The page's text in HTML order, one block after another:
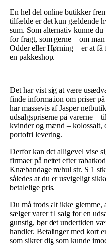
En hel del online butikker
tilfælde er det kun gældende
sum. Som alternativ kunne
for fragt, som gerne – om
Odder eller Hørning – er at få
en pakkeshop.
Det har vist sig at være
finde information om priser
har massevis af Jasper
udsalgspriserne på varerne –
kvinder og mænd – kolossalt,
portofri levering.
Derfor kan det alligevel vise
firmaer på nettet efter
Knæbandage m/hul str. S 1
således at du er usvigeligt
betalelige pris.
Du må trods alt ikke glemme,
sælger varer til salg for en
gunstig, bør det undertiden
handler. Betalinger med kort
som sikrer dig som kunde